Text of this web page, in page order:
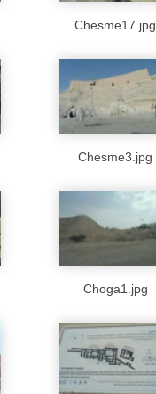
Chesme17.jpg
Chesme3.jpg
Choga1.jpg